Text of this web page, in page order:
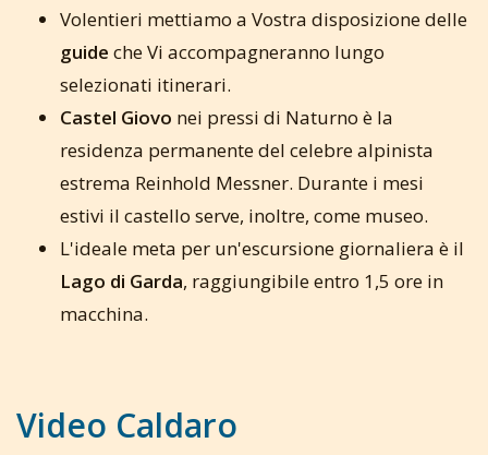
Volentieri mettiamo a Vostra disposizione delle
guide che Vi accompagneranno lungo
selezionati itinerari.
Castel Giovo nei pressi di Naturno è la
residenza permanente del celebre alpinista
estrema Reinhold Messner. Durante i mesi
estivi il castello serve, inoltre, come museo.
L'ideale meta per un'escursione giornaliera è il
Lago di Garda, raggiungibile entro 1,5 ore in
macchina.
Video Caldaro